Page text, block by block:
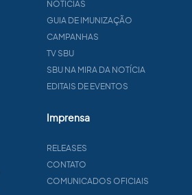
NOTÍCIAS
GUIA DE IMUNIZAÇÃO
CAMPANHAS
TV SBU
SBU NA MIRA DA NOTÍCIA
EDITAIS DE EVENTOS
Imprensa
RELEASES
CONTATO
COMUNICADOS OFICIAIS